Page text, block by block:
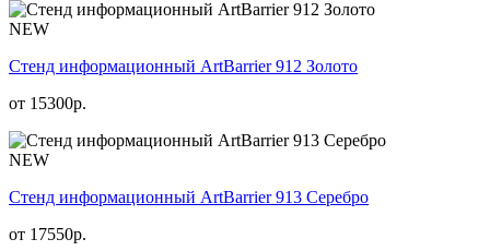
NEW
Стенд информационный АrtBarrier 912 Золото
от 15300р.
NEW
Стенд информационный АrtBarrier 913 Серебро
от 17550р.